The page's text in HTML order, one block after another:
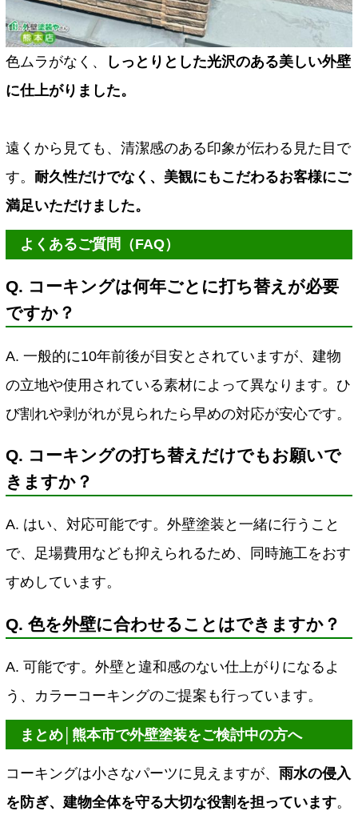
色ムラがなく、
しっとりとした光沢のある美しい外壁
に仕上がりました。
遠くから見ても、清潔感のある印象が伝わる見た目で
す。 耐久性だけでなく、美観にもこだわるお客様にご
満足いただけました。
よくあるご質問（FAQ）
Q. コーキングは何年ごとに打ち替えが必要
ですか？
A. 一般的に10年前後が目安とされていますが、建物
の立地や使用されている素材によって異なります。ひ
び割れや剥がれが見られたら早めの対応が安心です。
Q. コーキングの打ち替えだけでもお願いで
きますか？
A. はい、対応可能です。外壁塗装と一緒に行うこと
で、足場費用なども抑えられるため、同時施工をおす
すめしています。
Q. 色を外壁に合わせることはできますか？
A. 可能です。外壁と違和感のない仕上がりになるよ
う、カラーコーキングのご提案も行っています。
まとめ│熊本市で外壁塗装をご検討中の方へ
コーキングは小さなパーツに見えますが、 雨水の侵入
を防ぎ、建物全体を守る大切な役割を担っています。